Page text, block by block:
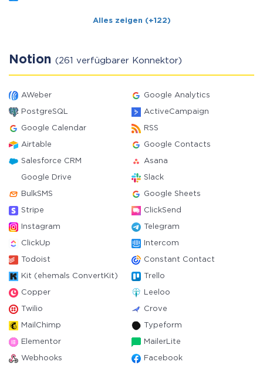
Alles zeigen (+122)
Notion (261 verfügbarer Konnektor)
AWeber Google Analytics
PostgreSQL ActiveCampaign
Google Calendar RSS
Airtable Google Contacts
Salesforce CRM Asana
Google Drive Slack
BulkSMS Google Sheets
Stripe ClickSend
Instagram Telegram
ClickUp Intercom
Todoist Constant Contact
Kit (ehemals ConvertKit) Trello
Copper Leeloo
Twilio Crove
MailChimp Typeform
Elementor MailerLite
Webhooks Facebook